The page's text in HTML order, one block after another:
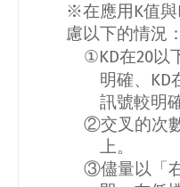
※在應用 K值與
慮以下的情況：
①KD在20以
明確、 KD
訊號較明確
②交叉的次
上。
③儘量以「